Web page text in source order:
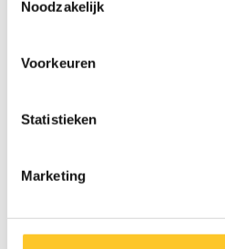
Noodzakelijk
Voorkeuren
Statistieken
Marketing